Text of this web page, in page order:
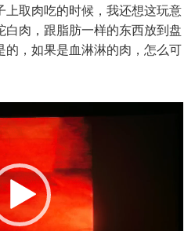
上取肉吃的时候，我还想这玩意
白肉，跟脂肪一样的东西放到盘
，如果是血淋淋的肉，怎么可